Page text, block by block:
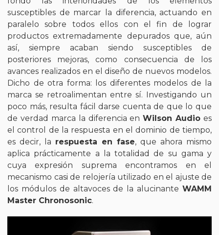
susceptibles de marcar la diferencia, actuando en
paralelo sobre todos ellos con el fin de lograr
productos extremadamente depurados que, aún
así, siempre acaban siendo susceptibles de
posteriores mejoras, como consecuencia de los
avances realizados en el diseño de nuevos modelos.
Dicho de otra forma: los diferentes modelos de la
marca se retroalimentan entre sí. Investigando un
poco más, resulta fácil darse cuenta de que lo que
de verdad marca la diferencia enWilson Audio es
el control de la respuesta en el dominio de tiempo,
es decir, la respuesta en fase, que ahora mismo
aplica prácticamente a la totalidad de su gama y
cuya expresión suprema encontramos en el
mecanismo casi de relojería utilizado en el ajuste de
los módulos de altavoces de la alucinante WAMM
Master Chronosonic.